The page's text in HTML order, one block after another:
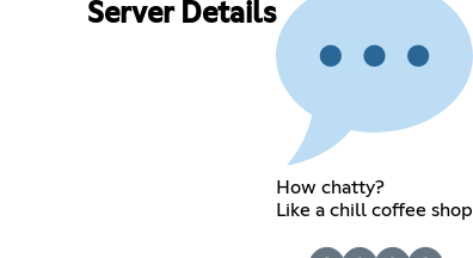
Server Details
How chatty?
Like a chill coffee shop